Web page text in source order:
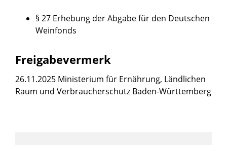
§ 27 Erhebung der Abgabe für den Deutschen
Weinfonds
Freigabevermerk
26.11.2025 Ministerium für Ernährung, Ländlichen
Raum und Verbraucherschutz Baden-Württemberg